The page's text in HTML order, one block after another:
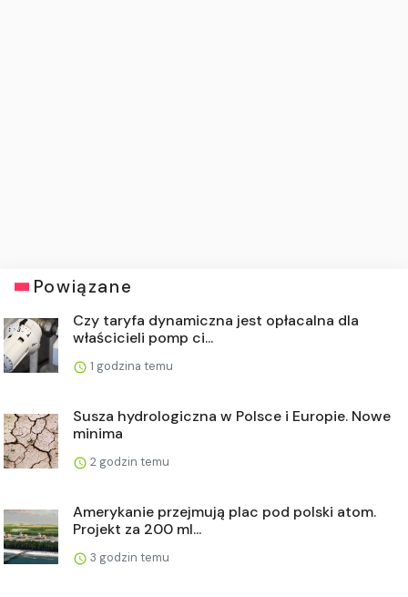
Powiązane
Czy taryfa dynamiczna jest opłacalna dla
właścicieli pomp ci...
1 godzina temu
Susza hydrologiczna w Polsce i Europie. Nowe
minima
2 godzin temu
Amerykanie przejmują plac pod polski atom.
Projekt za 200 ml...
3 godzin temu